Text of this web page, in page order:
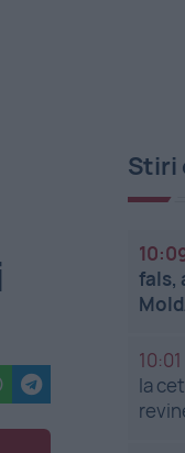
Stiri
fals,
10:01
la